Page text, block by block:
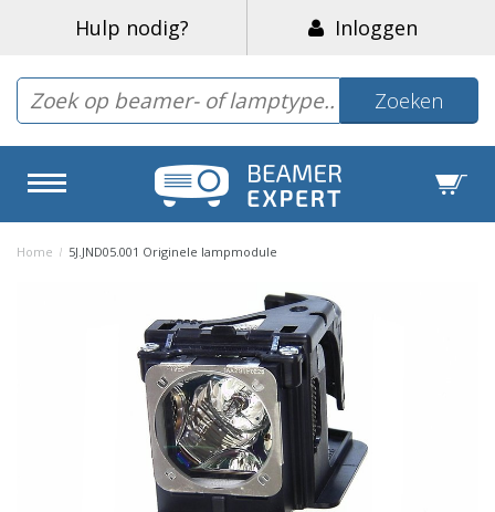
Hulp nodig? Inloggen
Zoeken
Home / 5J.JND05.001 Originele lampmodule